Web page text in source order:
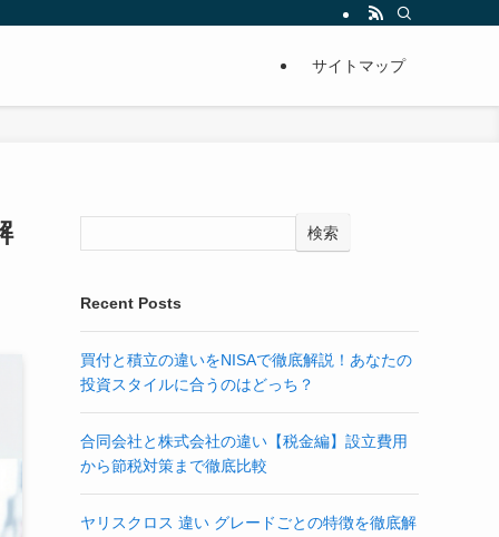
サイトマップ
検索
Recent Posts
買付と積立の違いをNISAで徹底解説！あなたの
投資スタイルに合うのはどっち？
合同会社と株式会社の違い【税金編】設立費用
から節税対策まで徹底比較
ヤリスクロス 違い グレードごとの特徴を徹底解